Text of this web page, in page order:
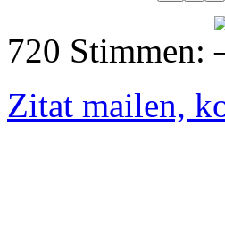
720 Stimmen:
Zitat mailen,